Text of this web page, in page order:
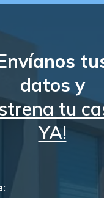
datos y
tu
YA!